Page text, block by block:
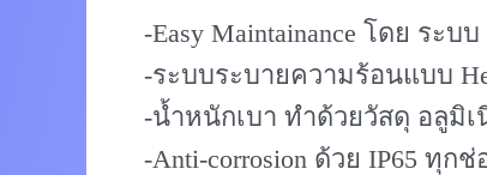
-Easy Maintainance โดย ระบ
-ระบบระบายความร้อนแบบ
-น้ำหนักเบา ทำด้วยวัสดุ อลูมิเ
-Anti-corrosion ด้วย IP65 ทุก